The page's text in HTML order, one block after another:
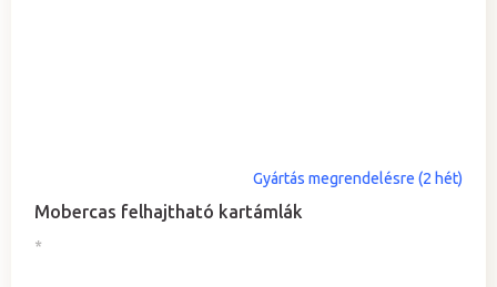
Mobercas felhajtható kartámlák
*
Gyártás megrendelésre (2 hét)